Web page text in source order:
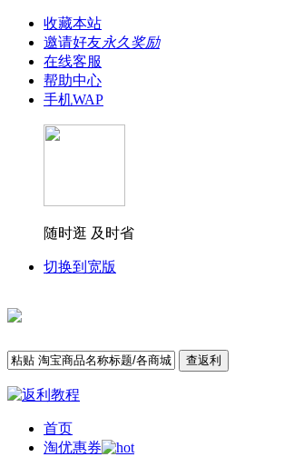
收藏本站
邀请好友永久奖励
在线客服
帮助中心
手机WAP
随时逛 及时省
切换到宽版
查返利
首页
淘优惠券